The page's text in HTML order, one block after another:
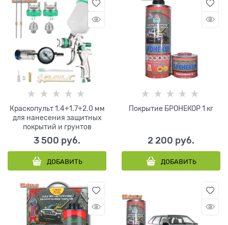
Краскопульт 1.4+1.7+2.0 мм
для нанесения защитных
покрытий и грунтов
3 500 руб.
ДОБАВИТЬ
Покрытие БРОНЕКОР 1 кг
2 200 руб.
ДОБАВИТЬ